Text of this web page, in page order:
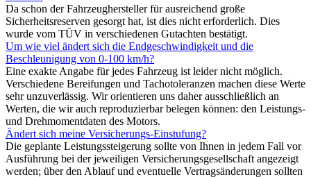
Da schon der Fahrzeughersteller für ausreichend große
Sicherheitsreserven gesorgt hat, ist dies nicht erforderlich. Dies
wurde vom TÜV in verschiedenen Gutachten bestätigt.
Um wie viel ändert sich die Endgeschwindigkeit und die
Beschleunigung von 0-100 km/h?
Eine exakte Angabe für jedes Fahrzeug ist leider nicht möglich.
Verschiedene Bereifungen und Tachotoleranzen machen diese Werte
sehr unzuverlässig. Wir orientieren uns daher ausschließlich an
Werten, die wir auch reproduzierbar belegen können: den Leistungs-
und Drehmomentdaten des Motors.
Ändert sich meine Versicherungs-Einstufung?
Die geplante Leistungssteigerung sollte von Ihnen in jedem Fall vor
Ausführung bei der jeweiligen Versicherungsgesellschaft angezeigt
werden; über den Ablauf und eventuelle Vertragsänderungen sollten